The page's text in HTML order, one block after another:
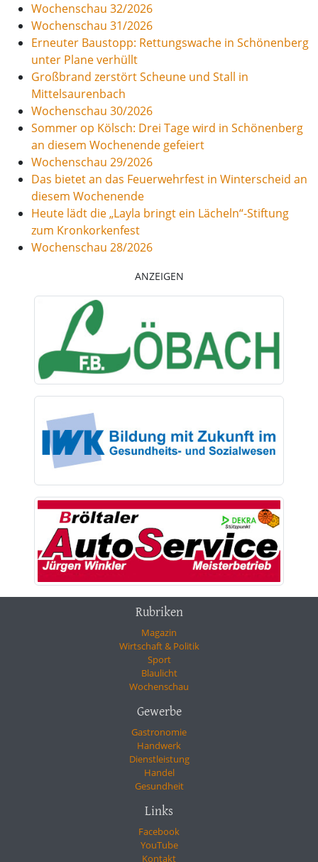
Wochenschau 32/2026
Wochenschau 31/2026
Erneuter Baustopp: Rettungswache in Schönenberg
unter Plane verhüllt
Großbrand zerstört Scheune und Stall in
Mittelsaurenbach
Wochenschau 30/2026
Sommer op Kölsch: Drei Tage wird in Schönenberg
an diesem Wochenende gefeiert
Wochenschau 29/2026
Das bietet an das Feuerwehrfest in Winterscheid an
diesem Wochenende
Heute lädt die „Layla bringt ein Lächeln“-Stiftung
zum Kronkorkenfest
Wochenschau 28/2026
ANZEIGEN
Rubriken
Magazin
Wirtschaft & Politik
Sport
Blaulicht
Wochenschau
Gewerbe
Gastronomie
Handwerk
Dienstleistung
Handel
Gesundheit
Links
Facebook
YouTube
Kontakt